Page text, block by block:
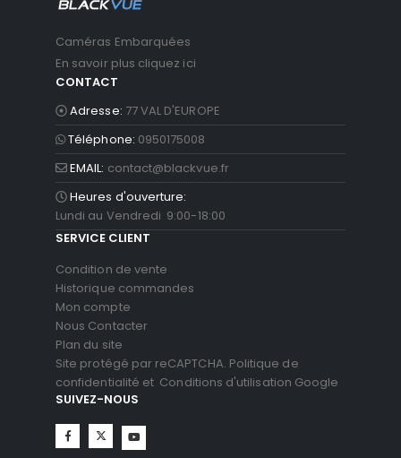
Caméras Embarquées
En savoir plus cliquez ici
CONTACT
Adresse: 77 VAL D'EUROPE
Téléphone: 0950175008
EMAIL: contact@blackvue.fr
Heures d'ouverture:
Lundi au Vendredi 9:00-18:00
SERVICE CLIENT
Condition de vente
Historique commandes
Mon compte
Nous Contacter
Plan du site
Site protégé par reCAPTCHA. Politique de
confidentialité et Conditions d'utilisation Google
SUIVEZ-NOUS